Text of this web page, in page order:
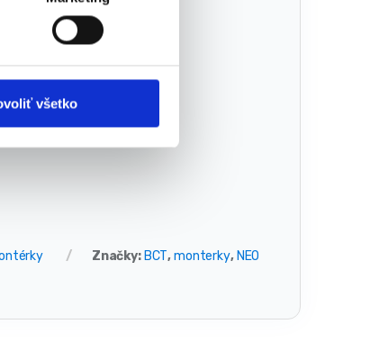
všetko
Značky: BCT,monterky, NEO